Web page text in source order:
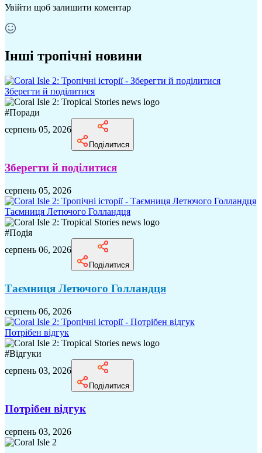
Увійти щоб залишити коментар
Інші тропічні новини
Зберегти й поділитися
#Поради
серпень 05, 2026
Поділитися
Зберегти й поділитися
серпень 05, 2026
Таємниця Летючого Голландця
#Подія
серпень 06, 2026
Поділитися
Таємниця Летючого Голландця
серпень 06, 2026
Потрібен відгук
#Відгуки
серпень 03, 2026
Поділитися
Потрібен відгук
серпень 03, 2026